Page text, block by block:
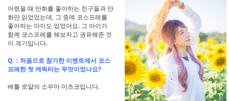
어렸을 때 만화를 좋아하는 친구들과 만
화만 읽었었는데, 그 중에 코스프레를
좋아하는 아이도 있었어요. 그 아이가
함께 코스프레를 해보자고 권유해준 것
이 계기입니다.
Q.：처음으로 참가한 이벤트에서 코스
프레한 첫 캐릭터는 무엇이었나요?
배틀 로얄의 소우마 미츠코입니다.